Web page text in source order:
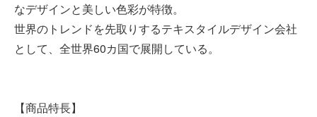
なデザインと美しい色彩が特徴。
世界のトレンドを先取りするテキスタイルデザイン会社
として、全世界60カ国で展開している。
【商品特長】